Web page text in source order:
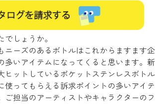
しょうか。
ニーズのあるボトルはこれからますます企
多いアイテムになってくると思います。新
ヒットしているポケットステンレスボトル
使ってもらえる訴求ポイントの多いアイテ
ご担当のアーティストやキャラクターのフ